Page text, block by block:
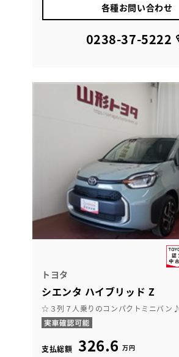
各種お問い合わせ
0238-37-5222
トヨタ
シエンタ ハイブリッド Z
☆３列７人乗りのコンパクトミニバン♪
支払総額 326.6 万円